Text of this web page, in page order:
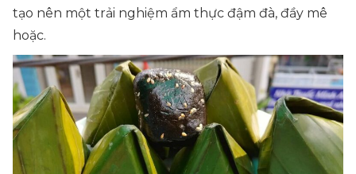
tạo nên một trải nghiệm ẩm thực đậm đà, đầy mê
hoặc.